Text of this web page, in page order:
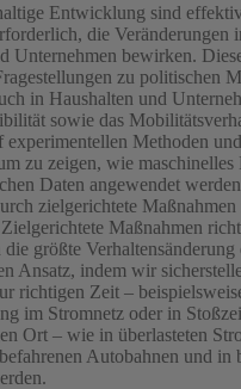
Entwicklung sind
die Veränderungen
Unternehmen bewirken.
zu politischen
in Haushalten und
sowie das
experimentellen Methoden
zu zeigen, wie
Daten angewendet
zielgerichtete Maßnahmen
Maßnahmen
die größte
Ansatz, indem wir
richtigen Zeit –
im Stromnetz oder in
Ort – wie in überlasteten
Autobahnen und in